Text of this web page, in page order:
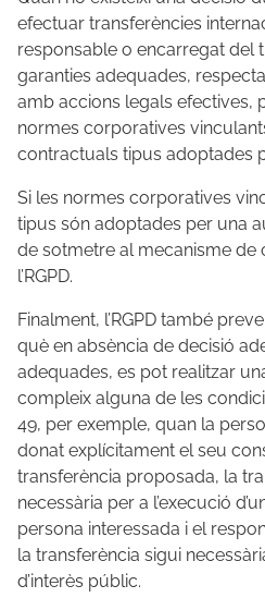
efectuar transferències
responsable o encarregat del
garanties adequades,
amb accions legals efectives,
normes corporatives
contractuals tipus adoptades
Si les normes corporatives
tipus són adoptades per una
de sotmetre al mecanisme de
l’RGPD.
Finalment, l’RGPD també
què en absència de decisió
adequades, es pot realitzar
compleix alguna de les
49, per exemple, quan la
donat explícitament el seu
transferència proposada, la
necessària per a l’execució
persona interessada i el
la transferència sigui
d’interès públic.